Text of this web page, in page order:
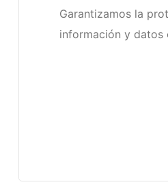
Garantizamos la
información y datos